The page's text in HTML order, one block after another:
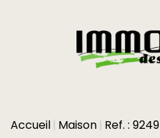
Accueil Maison Ref. : 9249